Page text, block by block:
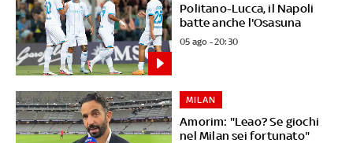
Politano-Lucca, il Napoli
batte anche l'Osasuna
05 ago - 20:30
Amorim: "Leao? Se giochi
nel Milan sei fortunato"
MILAN